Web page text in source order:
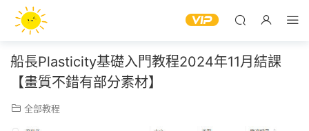
船長Plasticity基礎入門教程2024年11月結課
【畫質不錯有部分素材】
全部教程